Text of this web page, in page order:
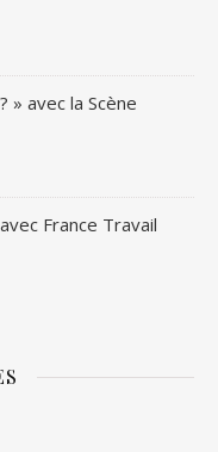
» avec la Scène
France Travail